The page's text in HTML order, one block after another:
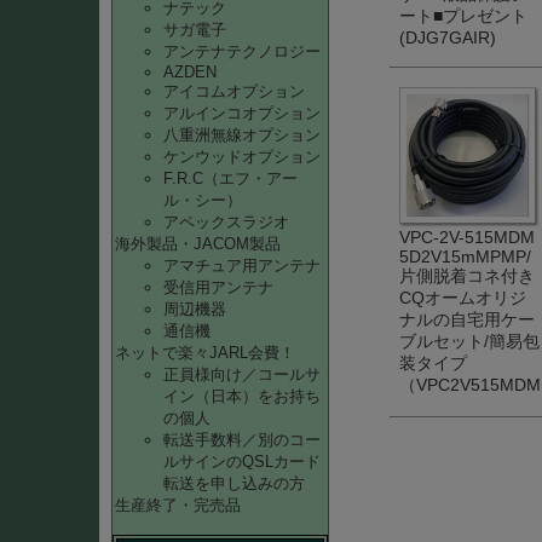
ナテック
サガ電子
アンテナテクノロジー
AZDEN
アイコムオプション
アルインコオプション
八重洲無線オプション
ケンウッドオプション
F.R.C（エフ・アー
ル・シー）
アペックスラジオ
海外製品・JACOM製品
アマチュア用アンテナ
受信用アンテナ
周辺機器
通信機
ネットで楽々JARL会費！
正員様向け／コールサ
イン（日本）をお持ち
の個人
転送手数料／別のコー
ルサインのQSLカード
転送を申し込みの方
生産終了・完売品
ート■プレゼント
(DJG7GAIR)
VPC-2V-515MDM
5D2V15mMPMP/
片側脱着コネ付き
CQオームオリジ
ナルの自宅用ケー
ブルセット/簡易包
装タイプ
（